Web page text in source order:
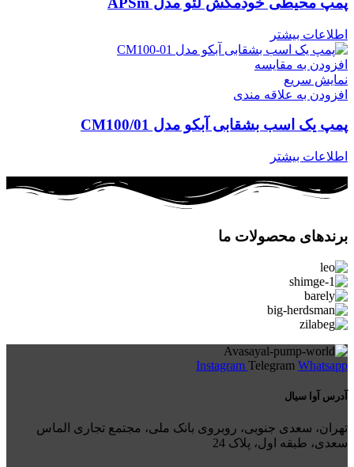
اطلاعات بیشتر
افزودن به مقایسه
نمایش سریع
افزودن به علاقه مندی
پمپ یک اسب بشقابی آبکو مدل CM100/01
اطلاعات بیشتر
برندهای محصولات ما
Instagram Telegram Whatsapp
آدرس آوا سیال
تهران، سعدی جنوبی، روبروی بانک ملی، مجتمع تجاری الماس
سعدی، طبقه اول، پلاک 24